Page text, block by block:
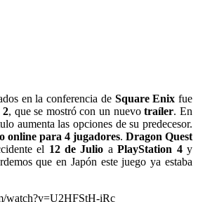
en la conferencia de Square Enix fue
2, que se mostró con un nuevotraíler. En
aumenta las opciones de su predecesor.
online para 4 jugadores. Dragon Quest
el 12 de Julio aPlayStation 4y
que en Japón este juego ya estaba
watch?v=U2HFStH-iRc